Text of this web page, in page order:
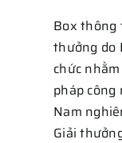
Box thông
thưởng do
chức
pháp
Nam
Giải